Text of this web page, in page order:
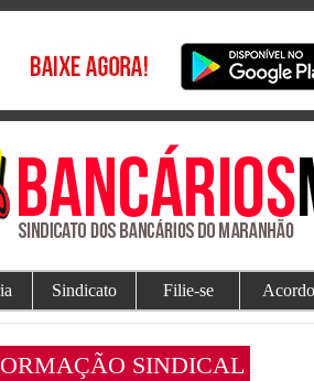
Sindicato Filie-se
SINDICAL